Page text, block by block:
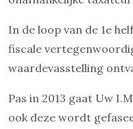
In de loop van de 1e
fiscale
waardevasstelling
Pas in 2013 gaat Uw
ook deze wordt